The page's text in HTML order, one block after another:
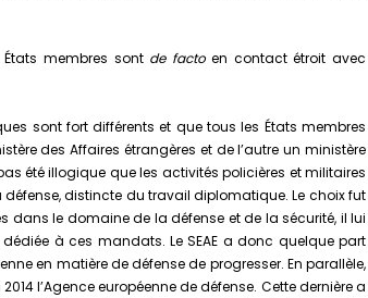
États membres sont de factoen contact étroit avec
sont fort différents et que tous les États membres
des Affaires étrangères et de l’autre un ministère
été illogique que les activités policières et militaires
distincte du travail diplomatique. Le choix fut
dans le domaine de la défense et de la sécurité, il lui
à ces mandats. Le SEAE a donc quelque part
en matière de défense de progresser. En parallèle,
l’Agence européenne de défense. Cette dernière a